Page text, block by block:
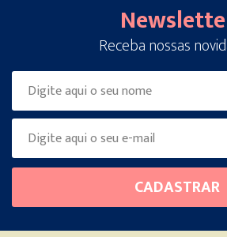
Receba nossas
this
field
CADASTRAR